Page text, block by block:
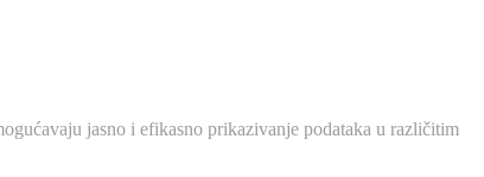
jasno i efikasno prikazivanje podataka u različitim